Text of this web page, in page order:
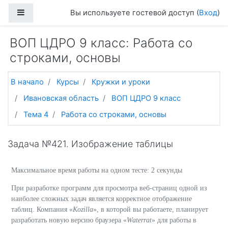
Боковая панельВы используете гостевой доступ (Вход)
ВОП ЦДРО 9 класс: Работа со
строками, основы
В начало Курсы
Кружки и уроки
Ивановская область
ВОП ЦДРО 9 класс
Тема 4
Работа со строками, основы
Задача №421. Изображение таблицы
Максимальное время работы на одном тесте: 2 секунды
При разработке программ для просмотра веб-страниц одной из
наиболее сложных задач является корректное отображение
таблиц. Компания «Kozilla», в которой вы работаете, планирует
разработать новую версию браузера «Waterrat» для работы в